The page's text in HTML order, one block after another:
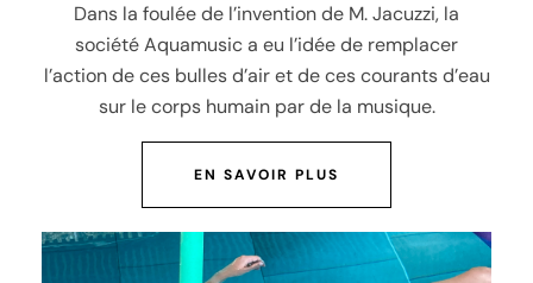
Dans la foulée de l’invention de M. Jacuzzi, la
société Aquamusic a eu l’idée de remplacer
l’action de ces bulles d’air et de ces courants d’eau
sur le corps humain par de la musique.
EN SAVOIR PLUS